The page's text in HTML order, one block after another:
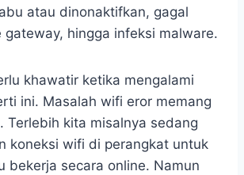
atau dinonaktifkan, gagal
gateway, hingga infeksi malware.
khawatir ketika mengalami
ini. Masalah wifi eror memang
Terlebih kita misalnya sedang
koneksi wifi di perangkat untuk
bekerja secara online. Namun